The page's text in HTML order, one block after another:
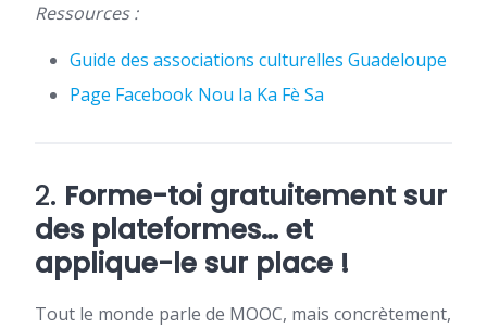
Ressources :
Guide des associations culturelles Guadeloupe
Page Facebook Nou la Ka Fè Sa
2. Forme-toi gratuitement sur
des plateformes… et
applique-le sur place !
Tout le monde parle de MOOC, mais concrètement,